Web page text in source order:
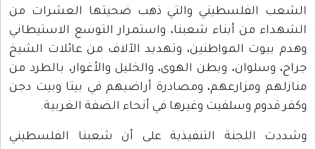
الشعب الفلسطيني والتي ذهب ضحيتها العشرات من
الشهداء من أبناء شعبنا، واستمرار التوسع الاستيطاني
وهدم بيوت المواطنين، وتهديد الآلاف من عائلات الشيخ
جراح، وسلوان، وبطن الهوى، والخليل والأغوار، بالطرد من
منازلهم ومزارعهم، ومصادرة أراضيهم في بيتا وبيت دجن
وكفر قدوم وسلفيت وغيرها في أنحاء الضفة الغربية.
وشددت اللجنة التنفيذية على أن شعبنا الفلسطيني